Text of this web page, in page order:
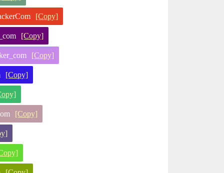
[Copy]
[Copy]
[Copy]
[Copy]
[Copy]